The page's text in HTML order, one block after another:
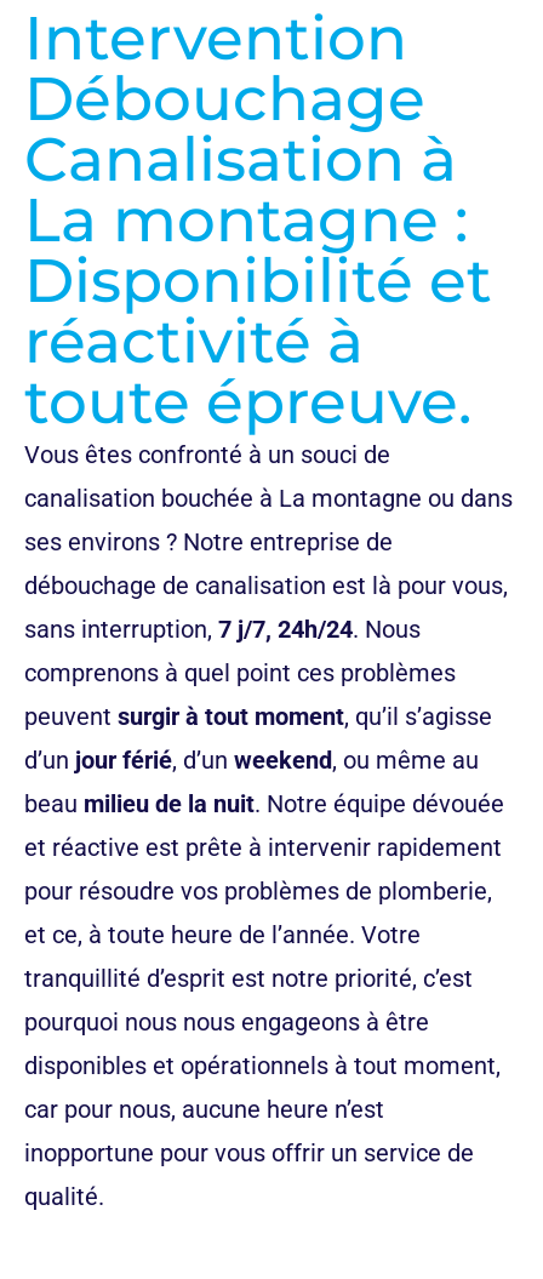
Intervention
Débouchage
Canalisation à
La montagne :
Disponibilité et
réactivité à
toute épreuve.
Vous êtes confronté à un souci de
canalisation bouchée à La montagne ou dans
ses environs ? Notre entreprise de
débouchage de canalisation est là pour vous,
sans interruption, 7 j/7, 24h/24. Nous
comprenons à quel point ces problèmes
peuvent surgir à tout moment, qu’il s’agisse
d’un jour férié, d’un weekend, ou même au
beau milieu de la nuit. Notre équipe dévouée
et réactive est prête à intervenir rapidement
pour résoudre vos problèmes de plomberie,
et ce, à toute heure de l’année. Votre
tranquillité d’esprit est notre priorité, c’est
pourquoi nous nous engageons à être
disponibles et opérationnels à tout moment,
car pour nous, aucune heure n’est
inopportune pour vous offrir un service de
qualité.